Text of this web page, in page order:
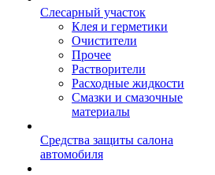
Слесарный участок
Клея и герметики
Очистители
Прочее
Растворители
Расходные жидкости
Смазки и смазочные
материалы
Средства защиты салона
автомобиля